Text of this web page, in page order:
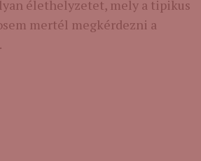
élethelyzetet, mely a tipikus
mertél megkérdezni a